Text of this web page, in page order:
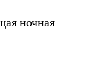
ночная